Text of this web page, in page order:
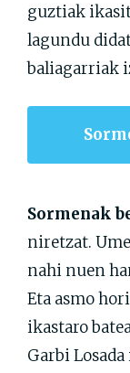
guztiak
lagundu
baliagarriak
Sormenak
niretzat.
nahi nuen
Eta asmo
ikastaro
Garbi